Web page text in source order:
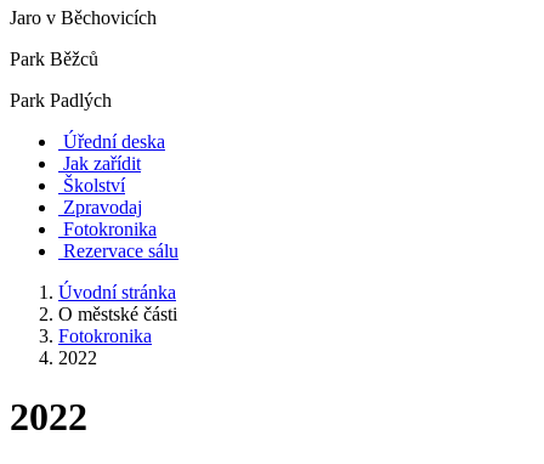
Jaro v Běchovicích
Park Běžců
Park Padlých
Úřední deska
Jak zařídit
Školství
Zpravodaj
Fotokronika
Rezervace sálu
Úvodní stránka
O městské části
Fotokronika
2022
2022